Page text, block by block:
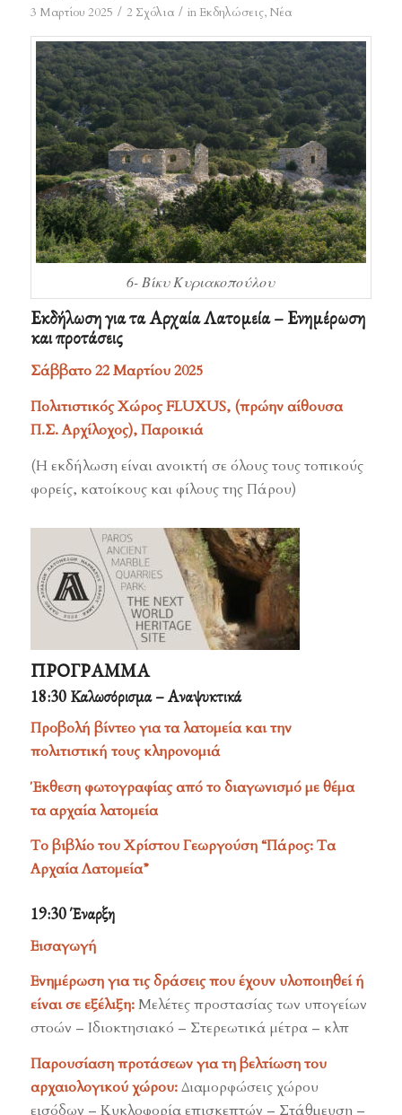
3 Μαρτίου 2025 / 2 Σχόλια / inΕκδηλώσεις, Νέα
6- Βίκυ Κυριακοπούλου
Εκδήλωση για τα Αρχαία Λατομεία – Ενημέρωση
και προτάσεις
Σάββατο 22 Μαρτίου 2025
Πολιτιστικός Χώρος FLUXUS, (πρώην αίθουσα
Π.Σ. Αρχίλοχος), Παροικιά
(Η εκδήλωση είναι ανοικτή σε όλους τους τοπικούς
φορείς, κατοίκους και φίλους της Πάρου)
ΠΡΟΓΡΑΜΜΑ
18:30 Καλωσόρισμα – Αναψυκτικά
Προβολή βίντεο για τα λατομεία και την
πολιτιστική τους κληρονομιά
Έκθεση φωτογραφίας από το διαγωνισμό με θέμα
τα αρχαία λατομεία
Το βιβλίο του Χρίστου Γεωργούση “Πάρος: Τα
Αρχαία Λατομεία”
19:30 Έναρξη
Εισαγωγή
Ενημέρωση για τις δράσεις που έχουν υλοποιηθεί ή
είναι σε εξέλιξη:Μελέτες προστασίας των υπογείων
στοών – Ιδιοκτησιακό – Στερεωτικά μέτρα – κλπ
Παρουσίαση προτάσεων για τη βελτίωση του
αρχαιολογικού χώρου:Διαμορφώσεις χώρου
εισόδων – Κυκλοφορία επισκεπτών – Στάθμευση –